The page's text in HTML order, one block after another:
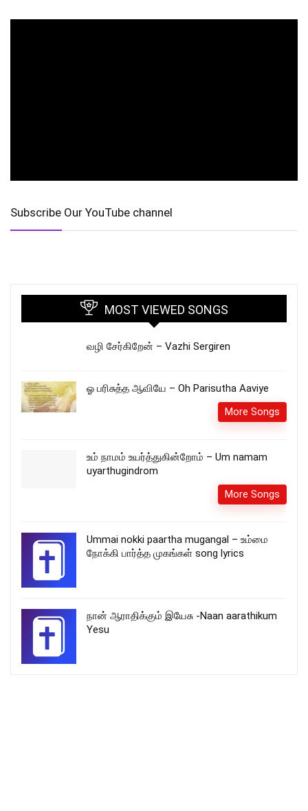
Subscribe Our YouTube channel
MOST VIEWED SONGS
வழி சேர்கிறேன் – Vazhi Sergiren
ஓ பரிசுத்த ஆவியே – Oh Parisutha Aaviye
More Songs
உம் நாமம் உயர்த்துகின்றோம் – Um namam
uyarthugindrom
More Songs
Ummai nokki paartha mugangal – உம்மை
நோக்கி பார்த்த முகங்கள் song lyrics
நான் ஆராதிக்கும் இயேசு -Naan aarathikum
Yesu